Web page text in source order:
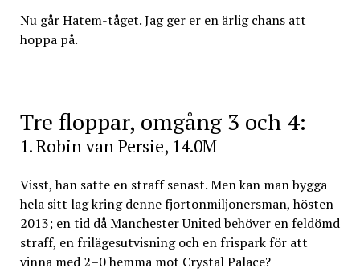
Nu går Hatem-tåget. Jag ger er en ärlig chans att
hoppa på.
Tre floppar, omgång 3 och 4:
1. Robin van Persie, 14.0M
Visst, han satte en straff senast. Men kan man bygga
hela sitt lag kring denne fjortonmiljonersman, hösten
2013; en tid då Manchester United behöver en feldömd
straff, en frilägesutvisning och en frispark för att
vinna med 2–0 hemma mot Crystal Palace?